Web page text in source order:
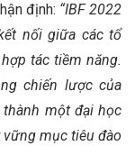
định: “IBF 2022
nối giữa các tổ
tác tiềm năng.
chiến lược của
một đại học
mục tiêu đào